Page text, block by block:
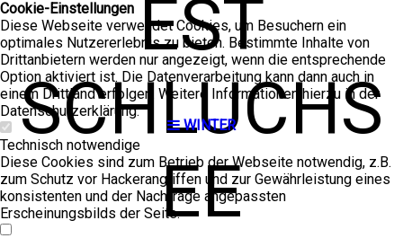
WINTER
EST
SCHLUCHS
EE
Cookie-Einstellungen
Diese Webseite verwendet Cookies, um Besuchern ein
optimales Nutzererlebnis zu bieten. Bestimmte Inhalte von
Drittanbietern werden nur angezeigt, wenn die entsprechende
Option aktiviert ist. Die Datenverarbeitung kann dann auch in
einem Drittland erfolgen. Weitere Informationen hierzu in der
Datenschutzerklärung.
Technisch notwendige
Diese Cookies sind zum Betrieb der Webseite notwendig, z.B.
zum Schutz vor Hackerangriffen und zur Gewährleistung eines
konsistenten und der Nachfrage angepassten
Erscheinungsbilds der Seite.